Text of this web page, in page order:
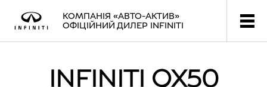
КОМПАНІЯ «АВТО-АКТИВ»
ОФІЦІЙНИЙ ДИЛЕР INFINITI
INFINITI QX50